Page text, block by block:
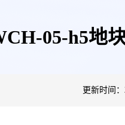
05-h5地
更新时间